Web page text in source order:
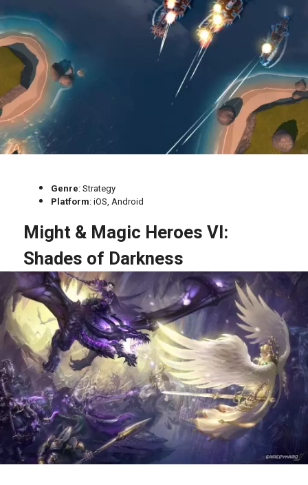
Genre: Strategy
Platform: iOS, Android
Might & Magic Heroes VI:
Shades of Darkness